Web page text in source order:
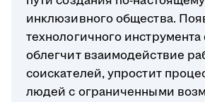
инклюзивного общества.
технологичного
облегчит взаимодействие
соискателей, упростит
людей с ограниченными